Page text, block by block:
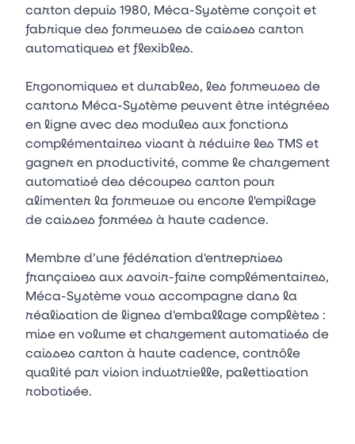
carton depuis 1980, Méca-Système conçoit et
fabrique des formeuses de caisses carton
automatiques et flexibles.
Ergonomiques et durables, les formeuses de
cartons Méca-Système peuvent être intégrées
en ligne avec des modules aux fonctions
complémentaires visant à réduire les TMS et
gagner en productivité, comme le chargement
automatisé des découpes carton pour
alimenter la formeuse ou encore l'empilage
de caisses formées à haute cadence.
Membre d’une fédération d'entreprises
françaises aux savoir-faire complémentaires,
Méca-Système vous accompagne dans la
réalisation de lignes d'emballage complètes :
mise en volume et chargement automatisés de
caisses carton à haute cadence, contrôle
qualité par vision industrielle, palettisation
robotisée.